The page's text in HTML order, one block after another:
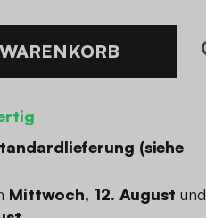
(siehe
Mittwoch, 12. August und